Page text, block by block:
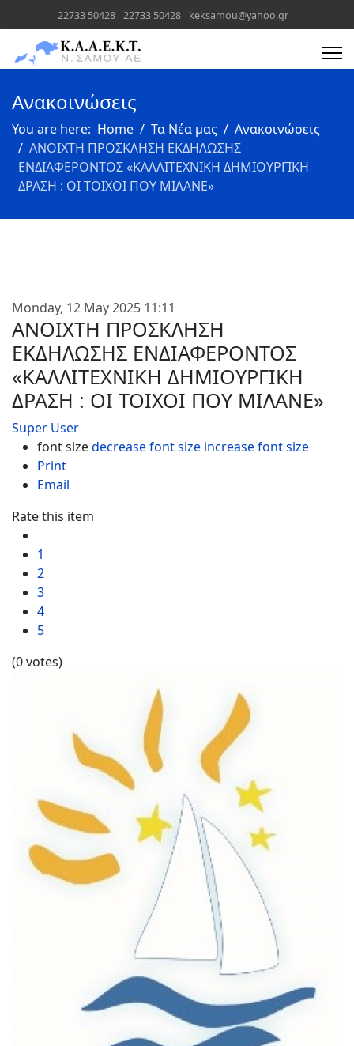
22733 50428 22733 50428 keksamou@yahoo.gr
Text
Ανακοινώσεις
You are here: Home Τα Νέα μας
Ανακοινώσεις
ΑΝΟΙΧΤΗ ΠΡΟΣΚΛΗΣΗ ΕΚΔΗΛΩΣΗΣ
ΕΝΔΙΑΦΕΡΟΝΤΟΣ «ΚΑΛΛΙΤΕΧΝΙΚΗ ΔΗΜΙΟΥΡΓΙΚΗ
ΔΡΑΣΗ : ΟΙ ΤΟΙΧΟΙ ΠΟΥ ΜΙΛΑΝΕ»
Monday, 12 May 2025 11:11
ΑΝΟΙΧΤΗ ΠΡΟΣΚΛΗΣΗ
ΕΚΔΗΛΩΣΗΣ ΕΝΔΙΑΦΕΡΟΝΤΟΣ
«ΚΑΛΛΙΤΕΧΝΙΚΗ ΔΗΜΙΟΥΡΓΙΚΗ
ΔΡΑΣΗ : ΟΙ ΤΟΙΧΟΙ ΠΟΥ ΜΙΛΑΝΕ»
Super User
font sizedecrease font size increase font size
Print
Email
Rate this item
1
2
3
4
5
(0 votes)